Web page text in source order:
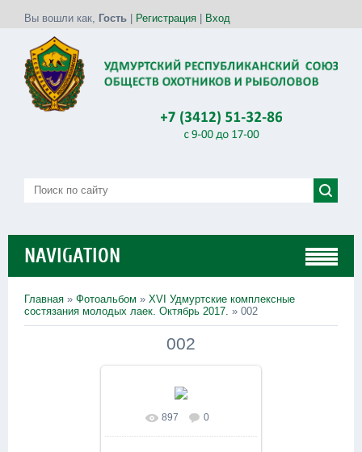
Вы вошли как, Гость Регистрация Вход
NAVIGATION
Главная » Фотоальбом » XVI Удмуртские комплексные
состязания молодых лаек. Октябрь 2017. » 002
002
В реальном размере
897 0